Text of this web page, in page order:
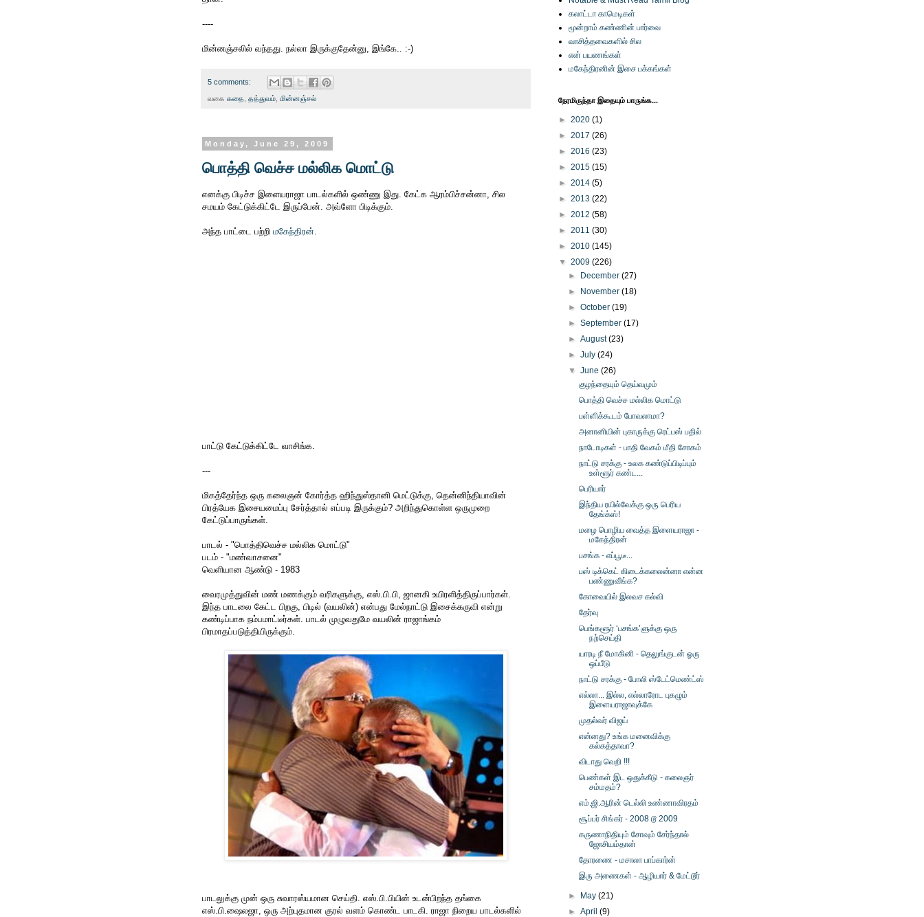
----
மின்னஞ்சலில் வந்தது. நல்லா இருக்குதேன்னு, இங்கே.. :-)
5 comments:
வகை கதை தத்துவம் மின்னஞ்சல்
Monday, June 29, 2009
பொத்தி வெச்ச மல்லிக மொட்டு
எனக்கு பிடிச்ச இளையராஜா பாடல்களில் ஒண்ணு இது. கேட்க ஆரம்பிச்சன்னா, சில
சமயம் கேட்டுக்கிட்டே இருப்பேன். அவ்ளோ பிடிக்கும்.
அந்த பாட்டை பற்றி மகேந்திரன்
பாட்டு கேட்டுக்கிட்டே வாசிங்க.
---
மிகத்தேர்ந்த ஒரு கலைஞன் கோர்த்த ஹிந்துஸ்தானி மெட்டுக்கு, தென்னிந்தியாவின்
பிரத்யேக இசையமைப்பு சேர்த்தால் எப்படி இருக்கும்? அறிந்துகொள்ள ஒருமுறை
கேட்டுப்பாருங்கள்.
பாடல் - "பொத்திவெச்ச மல்லிக மொட்டு"
படம் - "மண்வாசனை"
வெளியான ஆண்டு - 1983
வைரமுத்துவின் மண் மணக்கும் வரிகளுக்கு, எஸ்.பி.பி, ஜானகி உயிரளித்திருப்பார்கள்.
இந்த பாடலை கேட்ட பிறகு, பிடில் (வயலின்) என்பது மேல்நாட்டு இசைக்கருவி என்று
கண்டிப்பாக நம்பமாட்டீர்கள். பாடல் முழுவதுமே வயலின் ராஜாங்கம்
பிரமாதப்படுத்தியிருக்கும்.
பாடலுக்கு முன் ஒரு சுவாரஸ்யமான செய்தி. எஸ்.பி.பியின் உடன்பிறந்த தங்கை
எஸ்.பி.ஷைலஜா, ஒரு அற்புதமான குரல் வளம் கொண்ட பாடகி. ராஜா நிறைய பாடல்களில்
கலாட்டா காமெடிகள்
மூன்றாம் கண்ணின் பார்வை
வாசித்தவைகளில் சில
என் பயணங்கள்
மகேந்திரனின் இசை பக்கங்கள்
நேரமிருந்தா இதையும் பாருங்க...
► 2020 (1)
► 2017 (26)
► 2016 (23)
► 2015 (15)
► 2014 (5)
► 2013 (22)
► 2012 (58)
► 2011 (30)
► 2010 (145)
▼ 2009 (226)
►
December(27)
►
November(18)
►October(19)
►September(17)
►August(23)
►July(24)
▼June(26)
குழந்தையும் தெய்வமும்
பொத்தி வெச்ச மல்லிக மொட்டு
பள்ளிக்கூடம் போவலாமா?
அனானியின் புகாருக்கு ரெட்பஸ் பதில்
நாடோடிகள் - பாதி வேகம் மீதி சோகம்
நாட்டு சரக்கு - உலக கண்டுப்பிடிப்பும்
உள்ளூர் கண்ட...
பெரியார்
இந்திய ரயில்வேக்கு ஒரு பெரிய
தேங்க்ஸ்!
மழை பொழிய வைத்த இளையராஜா -
மகேந்திரன்
பசங்க - எப்பூடீ...
பஸ் டிக்கெட் கிடைக்கலைன்னா என்ன
பண்ணுவீங்க?
கோவையில் இலவச கல்வி
தேர்வு
பெங்களூர் ‘பசங்க’ளுக்கு ஒரு
நற்செய்தி
யாரடி நீ மோகினி - தெலுங்குடன் ஓரு
ஒப்பீடு
நாட்டு சரக்கு - போலி ஸ்டேட்மெண்ட்ஸ்
எல்லா... இல்ல, எல்லாரோட புகழும்
இளையராஜாவுக்கே
முதல்வர் விஜய்
என்னது? உங்க மனைவிக்கு
கல்கத்தாவா?
விடாது வெறி !!!
பெண்கள் இட ஒதுக்கீடு - கலைஞர்
சம்மதம்?
எம்.ஜி.ஆரின் டெல்லி உண்ணாவிரதம்
சூப்பர் சிங்கர் - 2008 டூ 2009
கருணாநிதியும் சோவும் சேர்ந்தால்
ஜோசியம்தான்
தோரணை - மசாலா பாப்கார்ன்
இரு அணைகள் - ஆழியார் & மேட்டூர்
► May(21)
►April(9)